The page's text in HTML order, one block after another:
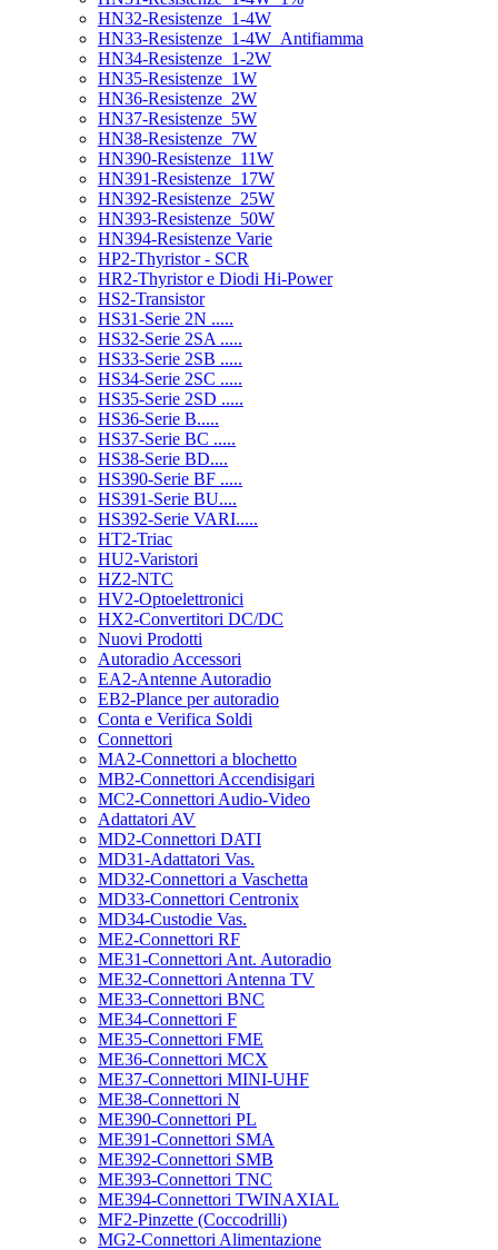
HN32-Resistenze_1-4W
HN33-Resistenze_1-4W_Antifiamma
HN34-Resistenze_1-2W
HN35-Resistenze_1W
HN36-Resistenze_2W
HN37-Resistenze_5W
HN38-Resistenze_7W
HN390-Resistenze_11W
HN391-Resistenze_17W
HN392-Resistenze_25W
HN393-Resistenze_50W
HN394-Resistenze Varie
HP2-Thyristor - SCR
HR2-Thyristor e Diodi Hi-Power
HS2-Transistor
HS31-Serie 2N .....
HS32-Serie 2SA .....
HS33-Serie 2SB .....
HS34-Serie 2SC .....
HS35-Serie 2SD .....
HS36-Serie B.....
HS37-Serie BC .....
HS38-Serie BD....
HS390-Serie BF .....
HS391-Serie BU....
HS392-Serie VARI.....
HT2-Triac
HU2-Varistori
HZ2-NTC
HV2-Optoelettronici
HX2-Convertitori DC/DC
Nuovi Prodotti
Autoradio Accessori
EA2-Antenne Autoradio
EB2-Plance per autoradio
Conta e Verifica Soldi
Connettori
MA2-Connettori a blochetto
MB2-Connettori Accendisigari
MC2-Connettori Audio-Video
Adattatori AV
MD2-Connettori DATI
MD31-Adattatori Vas.
MD32-Connettori a Vaschetta
MD33-Connettori Centronix
MD34-Custodie Vas.
ME2-Connettori RF
ME31-Connettori Ant. Autoradio
ME32-Connettori Antenna TV
ME33-Connettori BNC
ME34-Connettori F
ME35-Connettori FME
ME36-Connettori MCX
ME37-Connettori MINI-UHF
ME38-Connettori N
ME390-Connettori PL
ME391-Connettori SMA
ME392-Connettori SMB
ME393-Connettori TNC
ME394-Connettori TWINAXIAL
MF2-Pinzette (Coccodrilli)
MG2-Connettori Alimentazione